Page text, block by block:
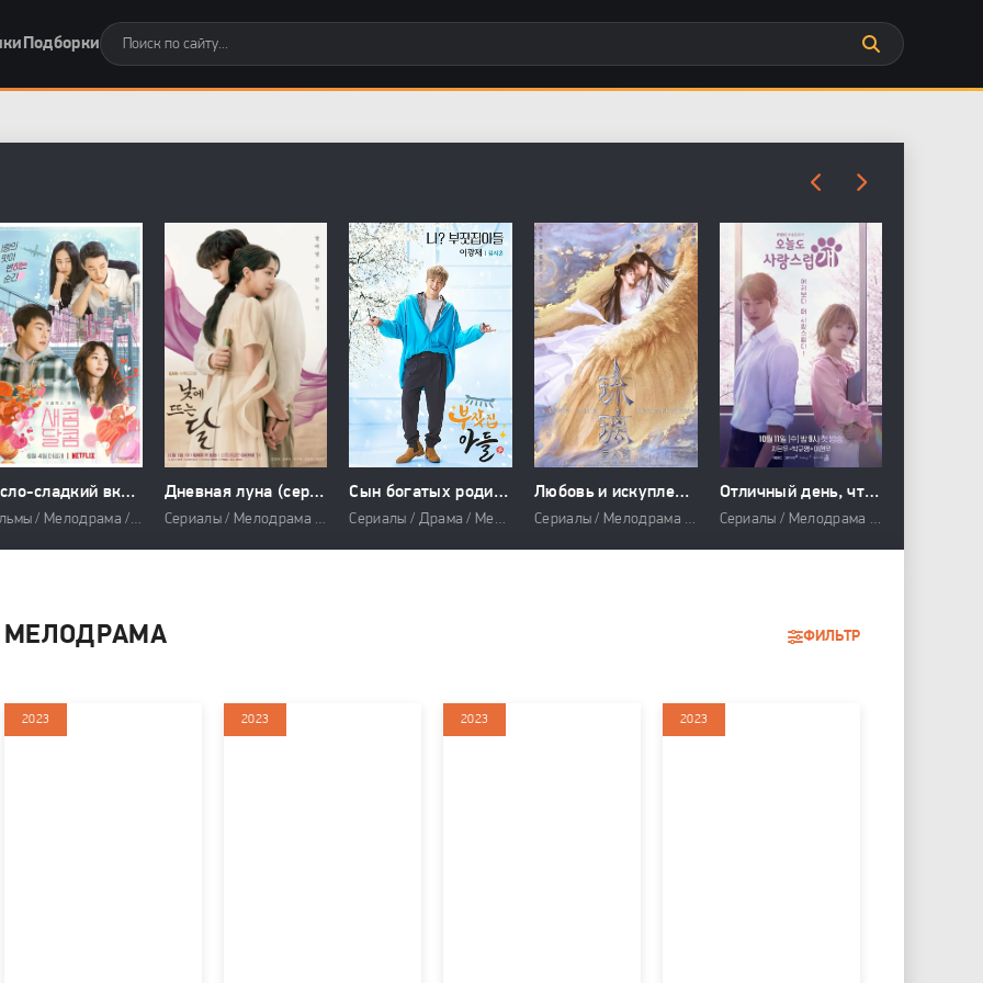
Подборки
Кисло-сладкий вкус любви
Фильмы / Мелодрама / Комедия
Дневная луна (сериал 2023)
Сериалы / Мелодрама / Фэнтези
Сын богатых родителей (сериал 2018)
Сериалы / Драма / Мелодрама
Любовь и искупление
Сериалы / Мелодрама / Фэнтези
Отличный день, чтобы стать собакой
Сериалы / Мелодрама / Фэнтези / Комедия
МЕЛОДРАМА ФИЛЬТР
2023 2023 2023 2023